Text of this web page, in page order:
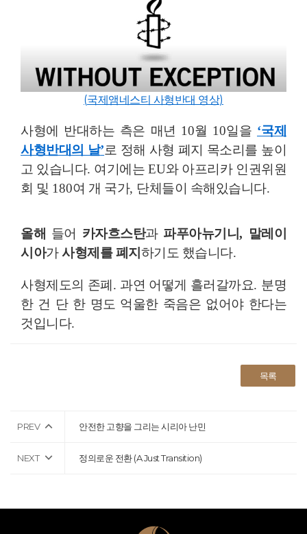
(국제앰네스티 사형반대 영상)
사형에 반대하는 측은 매년 10월 10일을 ‘국제
사형반대의 날’로 정해 사형 폐지 목소리를 높이
고 있습니다. 여기에는EU와 아프리카 인권위원
회 및 180여 개 국가, 단체들이 속해있습니다.
올해 들어 카자흐스탄과 파푸아뉴기니, 말레이
시아가사형제를 폐지 하기도 했습니다.
사형제도의 존폐. 과연 어떻게 흘러갈까요. 분명
한 건 단 한 명도 억울한 죽음은 없어야 한다는
것입니다.
목록
PREV 안전한 고향을 그리는 시리아 난민
NEXT 정의로운 전환 (A Just Transition)